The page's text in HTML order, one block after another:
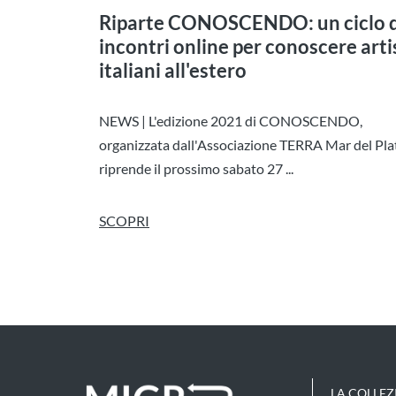
Riparte CONOSCENDO: un ciclo
incontri online per conoscere
italiani all'estero
NEWS | L'edizione 2021 di CONOSCENDO,
organizzata dall'Associazione TERRA Mar del
riprende il prossimo sabato 27 ...
SCOPRI
LA